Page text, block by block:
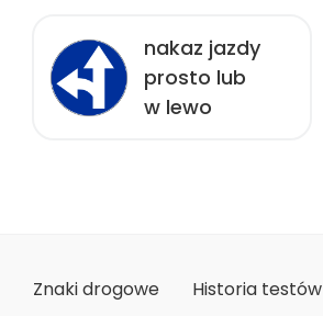
nakaz jazdy
prosto lub
w lewo
Znaki drogowe Historia testów